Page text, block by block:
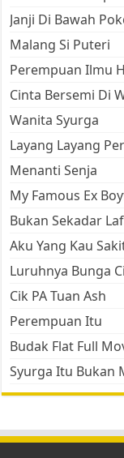
Janji Di Bawah
Malang Si Puteri
Perempuan Ilmu
Cinta Bersemi Di
Wanita Syurga
Layang Layang
Menanti Senja
My Famous Ex
Bukan Sekadar
Aku Yang Kau
Luruhnya Bunga
Cik PA Tuan Ash
Perempuan Itu
Budak Flat Full
Syurga Itu Bukan